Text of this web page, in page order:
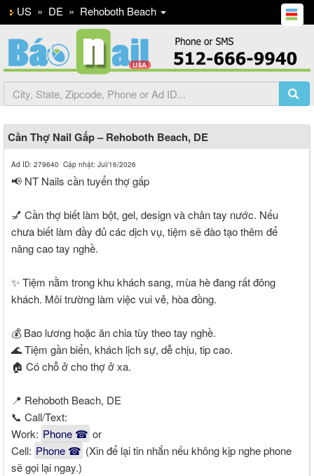
US » DE » Rehoboth Beach
Cần Thợ Nail Gấp – Rehoboth Beach, DE
Ad ID: 279640 Cập nhật: Jul/16/2026
📢 NT Nails cần tuyển thợ gấp
💅 Cần thợ biết làm bột, gel, design và chân tay nước. Nếu
chưa biết làm đầy đủ các dịch vụ, tiệm sẽ đào tạo thêm để
nâng cao tay nghề.
✨ Tiệm nằm trong khu khách sang, mùa hè đang rất đông
khách. Môi trường làm việc vui vẻ, hòa đồng.
💰 Bao lương hoặc ăn chia tùy theo tay nghề.
🌊 Tiệm gần biển, khách lịch sự, dễ chịu, tip cao.
🏠 Có chỗ ở cho thợ ở xa.
📍 Rehoboth Beach, DE
📞 Call/Text:
Work: Phone ☎ or
Cell: Phone ☎ (Xin để lại tin nhắn nếu không kịp nghe phone
sẽ gọi lại ngay.)